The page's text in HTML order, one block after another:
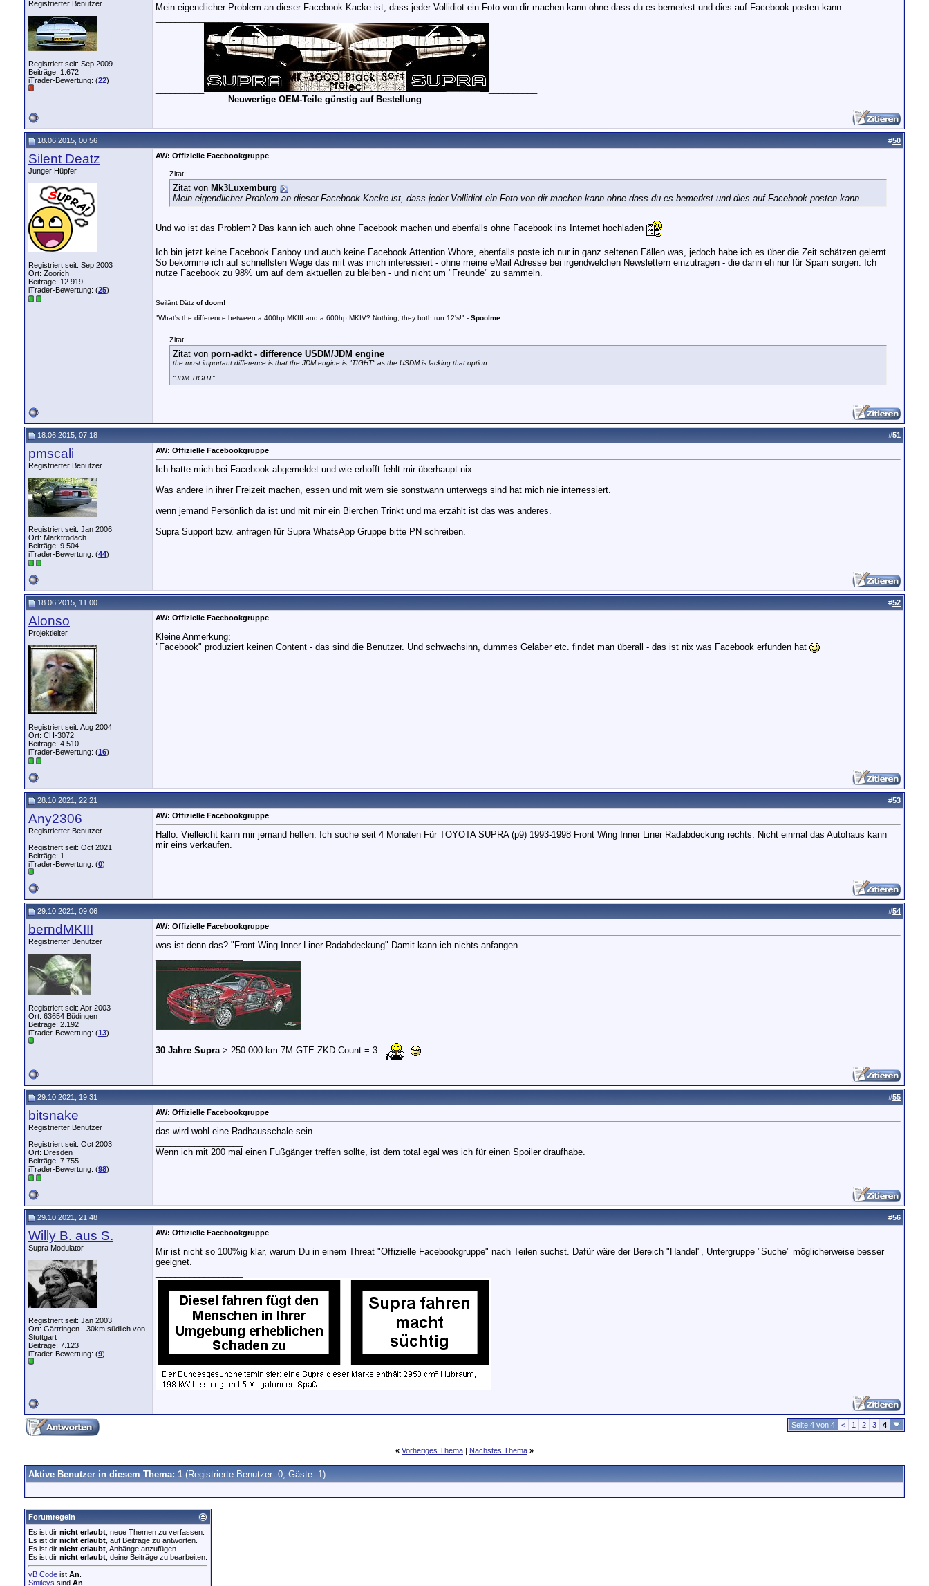
Registrierter Benutzer
Registriert seit: Sep 2009
Beiträge: 1.672
iTrader-Bewertung: (22)
Mein eigendlicher Problem an dieser Facebook-Kacke ist, dass jeder Vollidiot ein Foto von dir machen kann ohne dass du es bemerkst und dies auf Facebook posten kann . . .
Neuwertige OEM-Teile günstig auf Bestellung
18.06.2015, 00:56 #50
Silent Deatz
Junger Hüpfer
Registriert seit: Sep 2003
Ort: Zoorich
Beiträge: 12.919
iTrader-Bewertung: (25)
AW: Offizielle Facebookgruppe
Zitat:
Zitat von Mk3Luxemburg
Mein eigendlicher Problem an dieser Facebook-Kacke ist, dass jeder Vollidiot ein Foto von dir machen kann ohne dass du es bemerkst und dies auf Facebook posten kann . . .
Und wo ist das Problem? Das kann ich auch ohne Facebook machen und ebenfalls ohne Facebook ins Internet hochladen
Ich bin jetzt keine Facebook Fanboy und auch keine Facebook Attention Whore, ebenfalls poste ich nur in ganz seltenen Fällen was, jedoch habe ich es über die Zeit schätzen gelernt.
So bekomme ich auf schnellsten Wege das mit was mich interessiert - ohne meine eMail Adresse bei irgendwelchen Newslettern einzutragen - die dann eh nur für Spam sorgen. Ich
nutze Facebook zu 98% um auf dem aktuellen zu bleiben - und nicht um "Freunde" zu sammeln.
Seilänt Dätz of doom!
"What's the difference between a 400hp MKIII and a 600hp MKIV? Nothing, they both run 12's!" - Spoolme
Zitat:
Zitat von porn-adkt - difference USDM/JDM engine
the most important difference is that the JDM engine is "TIGHT" as the USDM is lacking that option.
"JDM TIGHT"
18.06.2015, 07:18 #51
pmscali
Registrierter Benutzer
Registriert seit: Jan 2006
Ort: Marktrodach
Beiträge: 9.504
iTrader-Bewertung: (44)
AW: Offizielle Facebookgruppe
Ich hatte mich bei Facebook abgemeldet und wie erhofft fehlt mir überhaupt nix.
Was andere in ihrer Freizeit machen, essen und mit wem sie sonstwann unterwegs sind hat mich nie interressiert.
wenn jemand Persönlich da ist und mit mir ein Bierchen Trinkt und ma erzählt ist das was anderes.
Supra Support bzw. anfragen für Supra WhatsApp Gruppe bitte PN schreiben.
18.06.2015, 11:00 #52
Alonso
Projektleiter
Registriert seit: Aug 2004
Ort: CH-3072
Beiträge: 4.510
iTrader-Bewertung: (16)
AW: Offizielle Facebookgruppe
Kleine Anmerkung;
"Facebook" produziert keinen Content - das sind die Benutzer. Und schwachsinn, dummes Gelaber etc. findet man überall - das ist nix was Facebook erfunden hat
28.10.2021, 22:21 #53
Any2306
Registrierter Benutzer
Registriert seit: Oct 2021
Beiträge: 1
iTrader-Bewertung: (0)
AW: Offizielle Facebookgruppe
Hallo. Vielleicht kann mir jemand helfen. Ich suche seit 4 Monaten Für TOYOTA SUPRA (p9) 1993-1998 Front Wing Inner Liner Radabdeckung rechts. Nicht einmal das Autohaus kann
mir eins verkaufen.
29.10.2021, 09:06 #54
berndMKIII
Registrierter Benutzer
Registriert seit: Apr 2003
Ort: 63654 Büdingen
Beiträge: 2.192
iTrader-Bewertung: (13)
AW: Offizielle Facebookgruppe
was ist denn das? "Front Wing Inner Liner Radabdeckung" Damit kann ich nichts anfangen.
30 Jahre Supra > 250.000 km 7M-GTE ZKD-Count = 3
29.10.2021, 19:31 #55
bitsnake
Registrierter Benutzer
Registriert seit: Oct 2003
Ort: Dresden
Beiträge: 7.755
iTrader-Bewertung: (98)
AW: Offizielle Facebookgruppe
das wird wohl eine Radhausschale sein
Wenn ich mit 200 mal einen Fußgänger treffen sollte, ist dem total egal was ich für einen Spoiler draufhabe.
29.10.2021, 21:48 #56
Willy B. aus S.
Supra Modulator
Registriert seit: Jan 2003
Ort: Gärtringen - 30km südlich von
Stuttgart
Beiträge: 7.123
iTrader-Bewertung: (9)
AW: Offizielle Facebookgruppe
Mir ist nicht so 100%ig klar, warum Du in einem Threat "Offizielle Facebookgruppe" nach Teilen suchst. Dafür wäre der Bereich "Handel", Untergruppe "Suche" möglicherweise besser
geeignet.
Seite 4 von 4 < 1 2 3 4
« Vorheriges Thema | Nächstes Thema »
Aktive Benutzer in diesem Thema: 1 (Registrierte Benutzer: 0, Gäste: 1)
Forumregeln
Es ist dir nicht erlaubt , neue Themen zu verfassen.
Es ist dir nicht erlaubt , auf Beiträge zu antworten.
Es ist dir nicht erlaubt , Anhänge anzufügen.
Es ist dir nicht erlaubt , deine Beiträge zu bearbeiten.
vB Code ist An
Smileys sind An